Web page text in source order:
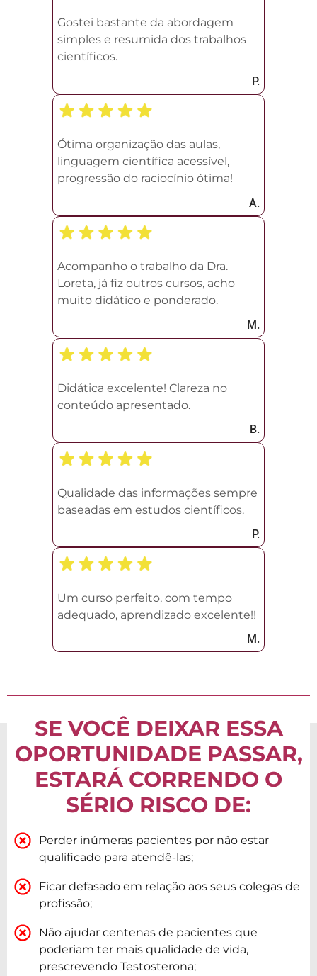
Gostei bastante da abordagem
simples e resumida dos trabalhos
científicos.
P.
Ótima organização das aulas,
linguagem científica acessível,
progressão do raciocínio ótima!
A.
Acompanho o trabalho da Dra.
Loreta, já fiz outros cursos, acho
muito didático e ponderado.
M.
Didática excelente! Clareza no
conteúdo apresentado.
B.
Qualidade das informações sempre
baseadas em estudos científicos.
P.
Um curso perfeito, com tempo
adequado, aprendizado excelente!!
M.
SE VOCÊ DEIXAR ESSA
OPORTUNIDADE PASSAR,
ESTARÁ CORRENDO O
SÉRIO RISCO DE:
Perder inúmeras pacientes por não estar
qualificado para atendê-las;
Ficar defasado em relação aos seus colegas de
profissão;
Não ajudar centenas de pacientes que
poderiam ter mais qualidade de vida,
prescrevendo Testosterona;